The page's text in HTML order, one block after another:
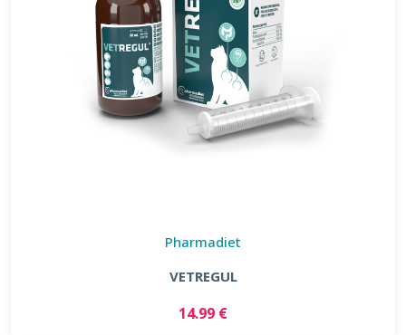
Pharmadiet
VETREGUL
14.99 €